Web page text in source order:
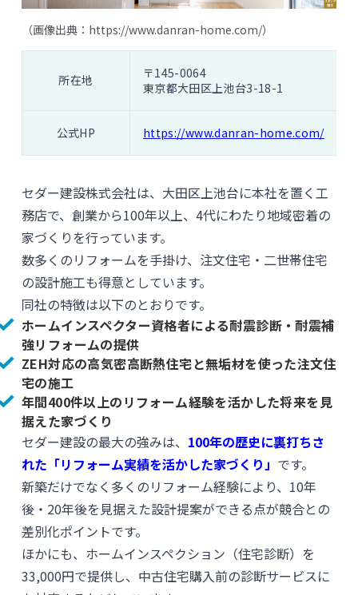
（画像出典： https://www.danran-home.com/）
所在地
〒145-0064
東京都大田区上池台3-18-1
公式HP https://www.danran-home.com/
セダー建設株式会社は、大田区上池台に本社を置く工
務店で、創業から100年以上、4代にわたり地域密着の
家づくりを行っています。
数多くのリフォームを手掛け、注文住宅・二世帯住宅
の設計施工も得意としています。
同社の特徴は以下のとおりです。
ホームインスペクター資格者による耐震診断・耐震補
強リフォームの提供
ZEH対応の高気密高断熱住宅と無垢材を使った注文住
宅の施工
年間400件以上のリフォーム経験を活かした将来を見
据えた家づくり
セダー建設の最大の強みは、 100年の歴史に裏打ちさ
れた「リフォーム実績を活かした家づくり」 です。
新築だけでなく多くのリフォーム経験により、10年
後・20年後を見据えた設計提案ができる点が競合との
差別化ポイントです。
ほかにも、ホームインスペクション（住宅診断）を
33,000円で提供し、中古住宅購入前の診断サービスに